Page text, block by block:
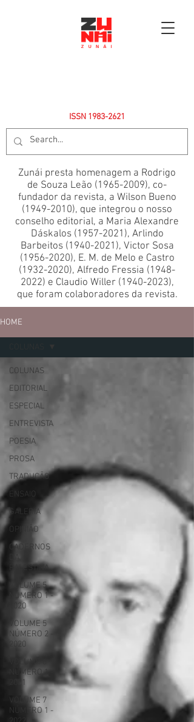
ISSN 1983-2621
Zunái presta homenagem a Rodrigo
de Souza Leão (1965-2009), co-
fundador da revista, a Wilson Bueno
(1949-2010), que integrou o nosso
conselho editorial, a Maria Alexandre
Dáskalos (1957-2021), Arlindo
Barbeitos (1940-2021), Victor Sosa
(1956-2020), E. M. de Melo e Castro
(1932-2020), Alfredo Fressia (1948-
2022) e Claudio Willer (1940-2023),
que foram colaboradores da revista.
HOME
COLUNAS
EDITORIAL
ESPECIAL
ENTREVISTA
POESIA
PROSA
TRADUÇÃO
ENSAIO
GALERIA
OPINIÃO
CADERNOS
PALESTINA
VOLUME 5
NÚMERO 1 -
2020
VOLUME 5
NÚMERO 2 -
2020
VOLUME 6
NÚMERO 1 -
2021
VOLUME 7
NÚMERO 1 -